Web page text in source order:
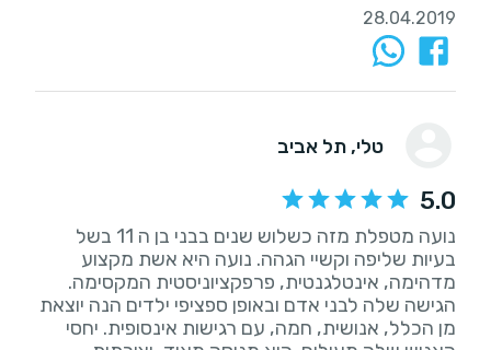
28.04.2019
טלי, תל אביב
5.0
נועה מטפלת מזה כשלוש שנים בבני בן ה 11 בשל
בעיות שליפה וקשיי הגהה. נועה היא אשת מקצוע
מדהימה, אינטלגנטית, פרפקציוניסטית המקסימה.
הגישה שלה לבני אדם ובאופן ספציפי ילדים הנה יוצאת
מן הכלל, אנושית, חמה, עם רגישות אינסופית. יחסי